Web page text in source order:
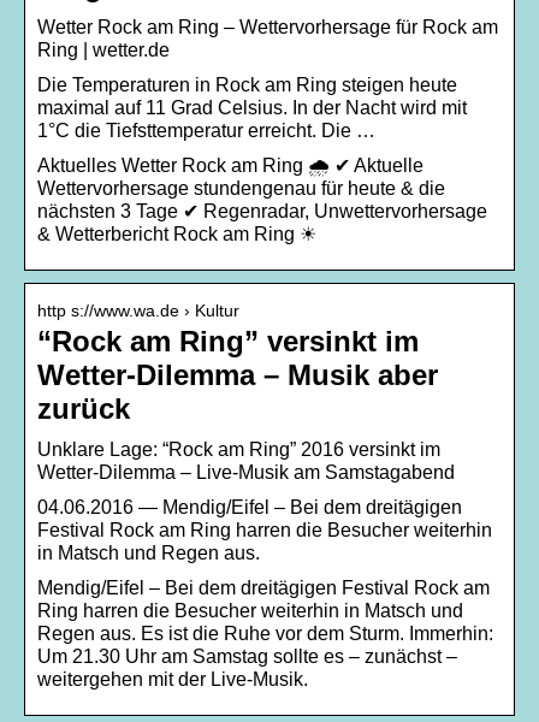
Wetter Rock am Ring – Wettervorhersage für Rock am
Ring | wetter.de
Die Temperaturen in Rock am Ring steigen heute
maximal auf 11 Grad Celsius. In der Nacht wird mit
1°C die Tiefsttemperatur erreicht. Die …
Aktuelles Wetter Rock am Ring 🌧️ ✔ Aktuelle
Wettervorhersage stundengenau für heute & die
nächsten 3 Tage ✔ Regenradar, Unwettervorhersage
& Wetterbericht Rock am Ring ☀
http s://www.wa.de › Kultur
“Rock am Ring” versinkt im
Wetter-Dilemma – Musik aber
zurück
Unklare Lage: “Rock am Ring” 2016 versinkt im
Wetter-Dilemma – Live-Musik am Samstagabend
04.06.2016 — Mendig/Eifel – Bei dem dreitägigen
Festival Rock am Ring harren die Besucher weiterhin
in Matsch und Regen aus.
Mendig/Eifel – Bei dem dreitägigen Festival Rock am
Ring harren die Besucher weiterhin in Matsch und
Regen aus. Es ist die Ruhe vor dem Sturm. Immerhin:
Um 21.30 Uhr am Samstag sollte es – zunächst –
weitergehen mit der Live-Musik.